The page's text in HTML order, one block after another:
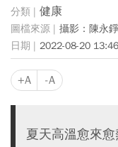
健康
攝影：陳永錚
2022-08-20 13:46
+A -A
夏天高溫愈來